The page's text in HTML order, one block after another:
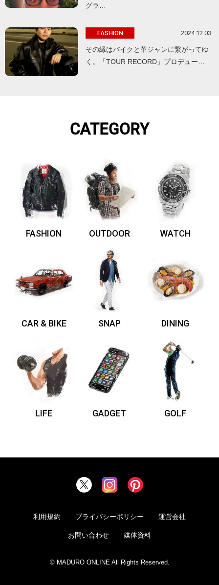
グラ…
FASHION 2024.12.03
その縁はバイクと革ジャンに繋がってゆ
く。「TOUR RECORD」プロデュー…
CATEGORY
FASHION OUTDOOR WATCH
CAR & BIKE SNAP DINING
LIFE GADGET GOLF
利用規約 プライバシーポリシー 運営会社
お問い合わせ 媒体資料
© MADURO ONLINE All Rights Reserved.